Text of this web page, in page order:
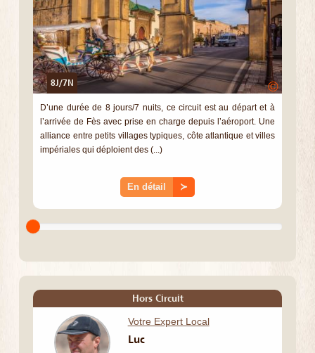
8J/7N ©
D’une durée de 8 jours/7 nuits, ce circuit est au départ et à
l’arrivée de Fès avec prise en charge depuis l’aéroport. Une
alliance entre petits villages typiques, côte atlantique et villes
impériales qui déploient des (...)
En détail ≻
Hors Circuit
Votre Expert Local
Luc